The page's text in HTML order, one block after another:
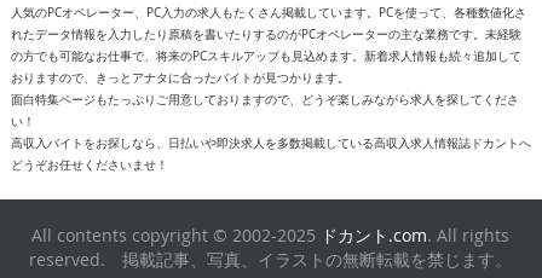
人気のPCオペレーター、PC入力の求人もたくさん掲載しています。PCを使って、各種数値化さ
れたデータ情報を入力したり原稿を書いたりするのがPCオペレーターの主な業務です。未経験
の方でも可能なお仕事で、将来のPCスキルアップも見込めます。新着求人情報も続々追加して
おりますので、きっとアナタに合ったバイトが見つかります。
面白特集ページもたっぷりご用意しておりますので、どうぞ楽しみながら求人を探してくださ
い！
高収入バイトをお探しなら、日払いや即決求人を多数掲載している高収入求人情報誌ドカントへ
どうぞお任せくださいませ！
All contents copyright © 2002-2025 ドカント.com. All rights
reserved. 掲載記事、写真、イラストの無断転載を禁じます。